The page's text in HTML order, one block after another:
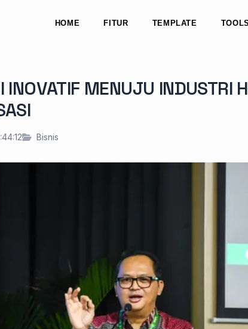
HOME FITUR TEMPLATE TOOLS
INOVATIF MENUJU INDUSTRI
Bisnis